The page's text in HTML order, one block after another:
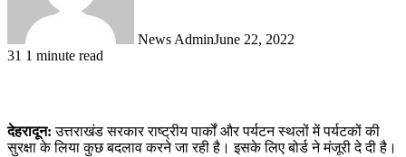
News AdminJune 22, 2022
31 1 minute read
देहरादून: उत्तराखंड सरकार राष्ट्रीय पार्कों और पर्यटन स्थलों में पर्यटकों की
सुरक्षा के लिया कुछ बदलाव करने जा रही है। इसके लिए बोर्ड ने मंजूरी दे दी है।